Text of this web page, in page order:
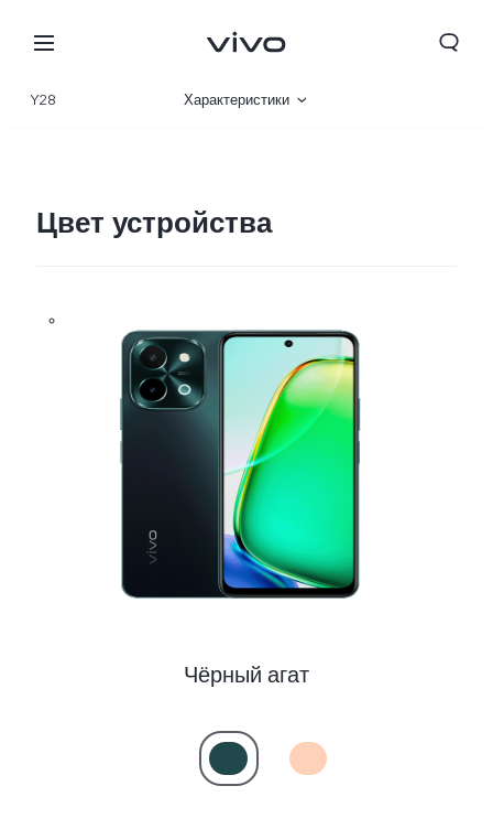
Y28 Характеристики
Цвет устройства
Чёрный агат